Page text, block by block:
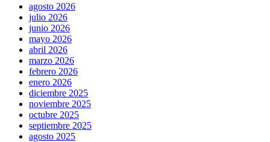
agosto 2026
julio 2026
junio 2026
mayo 2026
abril 2026
marzo 2026
febrero 2026
enero 2026
diciembre 2025
noviembre 2025
octubre 2025
septiembre 2025
agosto 2025